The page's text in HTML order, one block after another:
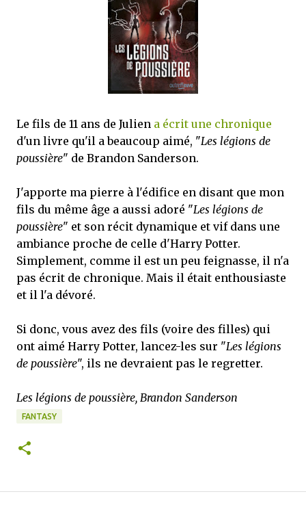
mettre sous tous les yeux. C'est cela...
Le fils de 11 ans de Julien a écrit une chronique
d'un livre qu'il a beaucoup aimé, "Les légions de
poussière" de Brandon Sanderson.
J'apporte ma pierre à l'édifice en disant que mon
fils du même âge a aussi adoré "Les légions de
poussière" et son récit dynamique et vif dans une
ambiance proche de celle d'Harry Potter.
Simplement, comme il est un peu feignasse, il n'a
pas écrit de chronique. Mais il était enthousiaste
et il l'a dévoré.
Si donc, vous avez des fils (voire des filles) qui
ont aimé Harry Potter, lancez-les sur "Les légions
de poussière", ils ne devraient pas le regretter.
Les légions de poussière, Brandon Sanderson
FANTASY